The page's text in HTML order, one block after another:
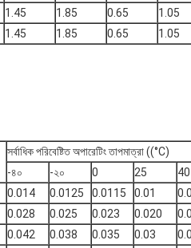
1.45 1.85 0.65 1.05
1.45 1.85 0.65 1.05
সর্বাধিক পরিবেষ্টিত অপারেটিং তাপমাত্রা ((°C)
-৪০
-২০ 0 25 40
0.014 0.0125 0.0115 0.01
0.028 0.025 0.023 0.020
0.042 0.038 0.035 0.03